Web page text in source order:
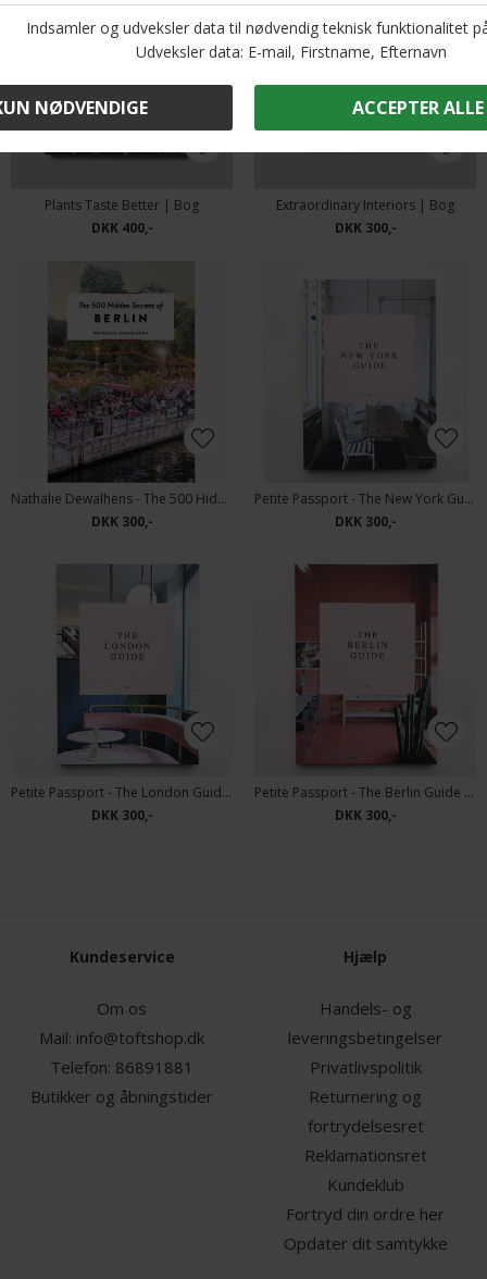
Plants Taste Better | Bog
DKK 400,-
Extraordinary Interiors | Bog
DKK 300,-
Nathalie Dewalhens - The 500 Hiden Secrets of Berlin | Bog
DKK 300,-
Petite Passport - The New York Guide | Bog
DKK 300,-
Petite Passport - The London Guide | Bog
DKK 300,-
Petite Passport - The Berlin Guide | Bog
DKK 300,-
Kundeservice
Om os
Mail: info@toftshop.dk
Telefon: 86891881
Butikker og åbningstider
Hjælp
Handels- og
leveringsbetingelser
Privatlivspolitik
Returnering og
fortrydelsesret
Reklamationsret
Kundeklub
Fortryd din ordre her
Opdater dit samtykke